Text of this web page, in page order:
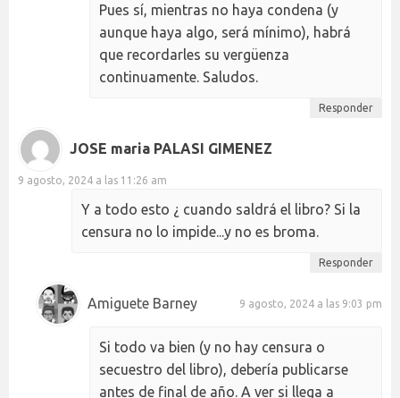
Pues sí, mientras no haya condena (y
aunque haya algo, será mínimo), habrá
que recordarles su vergüenza
continuamente. Saludos.
Responder
JOSE maria PALASI GIMENEZ
9 agosto, 2024 a las 11:26 am
Y a todo esto ¿ cuando saldrá el libro? Si la
censura no lo impide...y no es broma.
Responder
Amiguete Barney 9 agosto, 2024 a las 9:03 pm
Si todo va bien (y no hay censura o
secuestro del libro), debería publicarse
antes de final de año. A ver si llega a